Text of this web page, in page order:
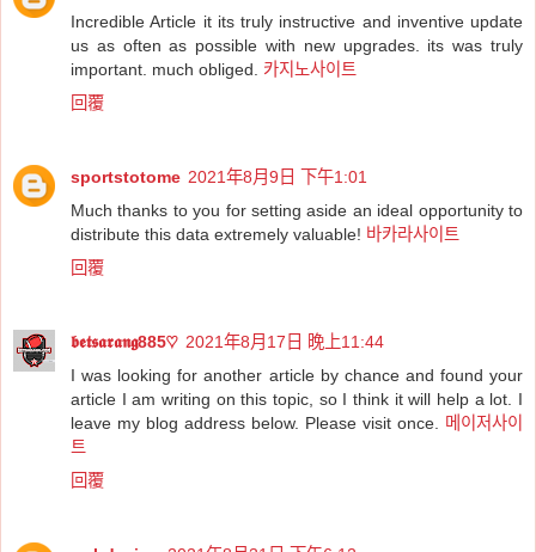
Incredible Article it its truly instructive and inventive update
us as often as possible with new upgrades. its was truly
important. much obliged. 카지노사이트
回覆
sportstotome 2021年8月9日 下午1:01
Much thanks to you for setting aside an ideal opportunity to
distribute this data extremely valuable! 바카라사이트
回覆
𝖇𝖊𝖙𝖘𝖆𝖗𝖆𝖓𝖌885♡ 2021年8月17日 晚上11:44
I was looking for another article by chance and found your
article I am writing on this topic, so I think it will help a lot. I
leave my blog address below. Please visit once. 메이저사이
트
回覆